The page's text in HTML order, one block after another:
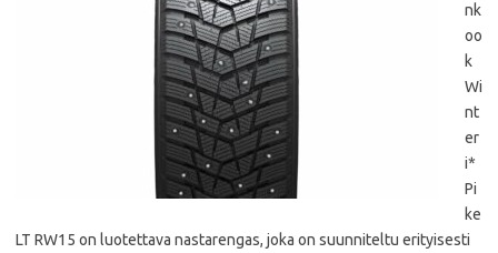
nk
oo
k
Wi
nt
er
i*
Pi
ke
LT RW15 on luotettava nastarengas, joka on suunniteltu erityisesti